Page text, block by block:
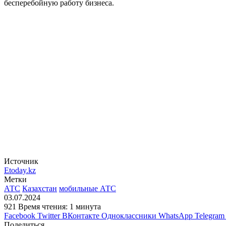
бесперебойную работу бизнеса.
Источник
Etoday.kz
Метки
АТС Казахстан мобильные АТС
03.07.2024
921 Время чтения: 1 минута
Facebook Twitter ВКонтакте Одноклассники WhatsApp Telegram